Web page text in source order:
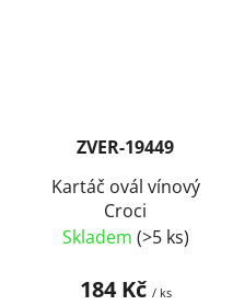
ZVER-19449
Kartáč ovál vínový
Croci
Skladem (>5 ks)
184 Kč / ks